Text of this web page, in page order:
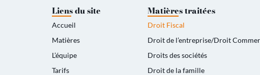
Liens du site
Accueil
Matières
L’équipe
Tarifs
Matières traitées
Droit Fiscal
Droit de l’entreprise/Droit
Droits des sociétés
Droit de la famille